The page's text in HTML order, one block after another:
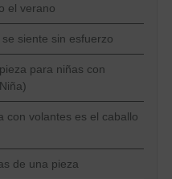
el verano
siente sin esfuerzo
para niñas con
con volantes es el caballo
de una pieza